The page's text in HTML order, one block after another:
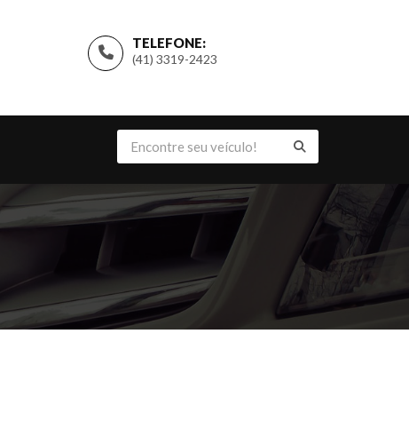
TELEFONE:
(41) 3319-2423